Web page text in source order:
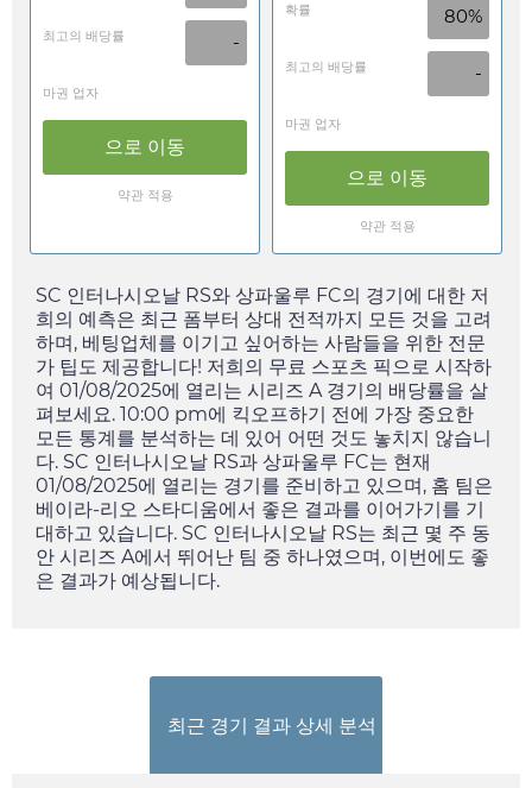
최고의 배당률 -
마권 업자
으로 이동
약관 적용
확률 80%
최고의 배당률 -
마권 업자
으로 이동
약관 적용
SC 인터나시오날 RS와 상파울루 FC의 경기에 대한 저
희의 예측은 최근 폼부터 상대 전적까지 모든 것을 고려
하며, 베팅업체를 이기고 싶어하는 사람들을 위한 전문
가 팁도 제공합니다! 저희의 무료 스포츠 픽으로 시작하
여 01/08/2025에 열리는 시리즈 A 경기의 배당률을 살
펴보세요. 10:00 pm에 킥오프하기 전에 가장 중요한
모든 통계를 분석하는 데 있어 어떤 것도 놓치지 않습니
다. SC 인터나시오날 RS과 상파울루 FC는 현재
01/08/2025에 열리는 경기를 준비하고 있으며, 홈 팀은
베이라-리오 스타디움에서 좋은 결과를 이어가기를 기
대하고 있습니다. SC 인터나시오날 RS는 최근 몇 주 동
안 시리즈 A에서 뛰어난 팀 중 하나였으며, 이번에도 좋
은 결과가 예상됩니다.
최근 경기 결과 상세 분석